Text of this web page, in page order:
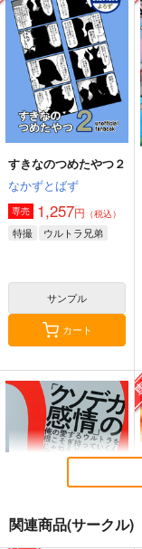
すきなのつめたやつ２
なかずとばず
専売 1,257円 （税込）
特撮 ウルトラ兄弟
サンプル
カート
関連商品(サークル)